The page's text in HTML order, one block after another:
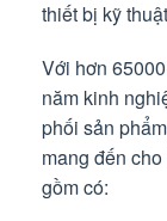
thiết bị kỹ
Với hơn
năm kinh
phối sản
mang đến
gồm có: